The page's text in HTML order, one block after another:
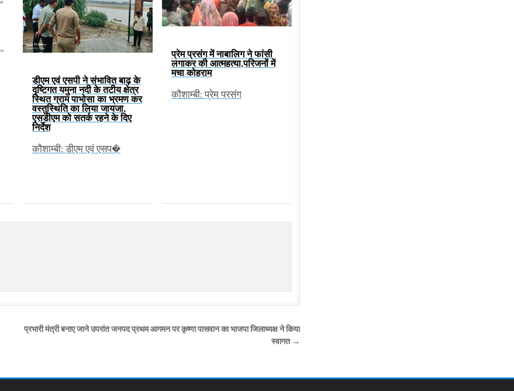
डीएम एवं एसपी ने संभावित बाढ़ के
दृष्टिगत यमुना नदी के तटीय क्षेत्र
स्थित ग्राम पाभोसा का भ्रमण कर
वस्तुस्थिति का लिया जायजा,
एसडीएम को सतर्क रहने के दिए
निर्देश
कौशाम्बी: डीएम एवं एसप�
प्रेम प्रसंग में नाबालिग ने फांसी
लगाकर की आत्महत्या,परिजनों में
मचा कोहराम
कौशाम्बी: प्रेम प्रसंग
प्रभारी मंत्री बनाए जाने उपरांत जनपद प्रथम आगमन पर कृष्णा पासवान का भाजपा जिलाध्यक्ष ने किया
स्वागत →